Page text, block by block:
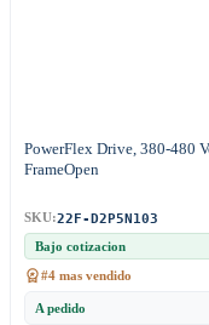
PowerFlex Drive, 380-480
FrameOpen
SKU:22F-D2P5N103
Bajo cotizacion
#4 mas vendido
A pedido